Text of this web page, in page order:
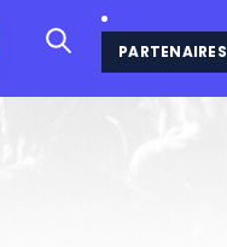
PARTENAIRES